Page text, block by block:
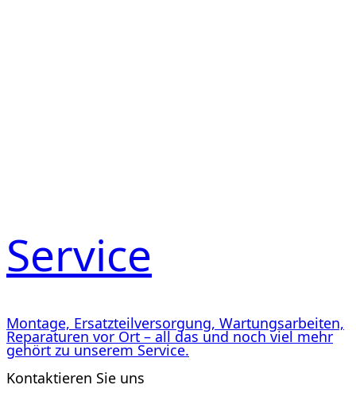
Service
Montage, Ersatzteilversorgung, Wartungsarbeiten,
Reparaturen vor Ort – all das und noch viel mehr
gehört zu unserem Service.
Kontaktieren Sie uns